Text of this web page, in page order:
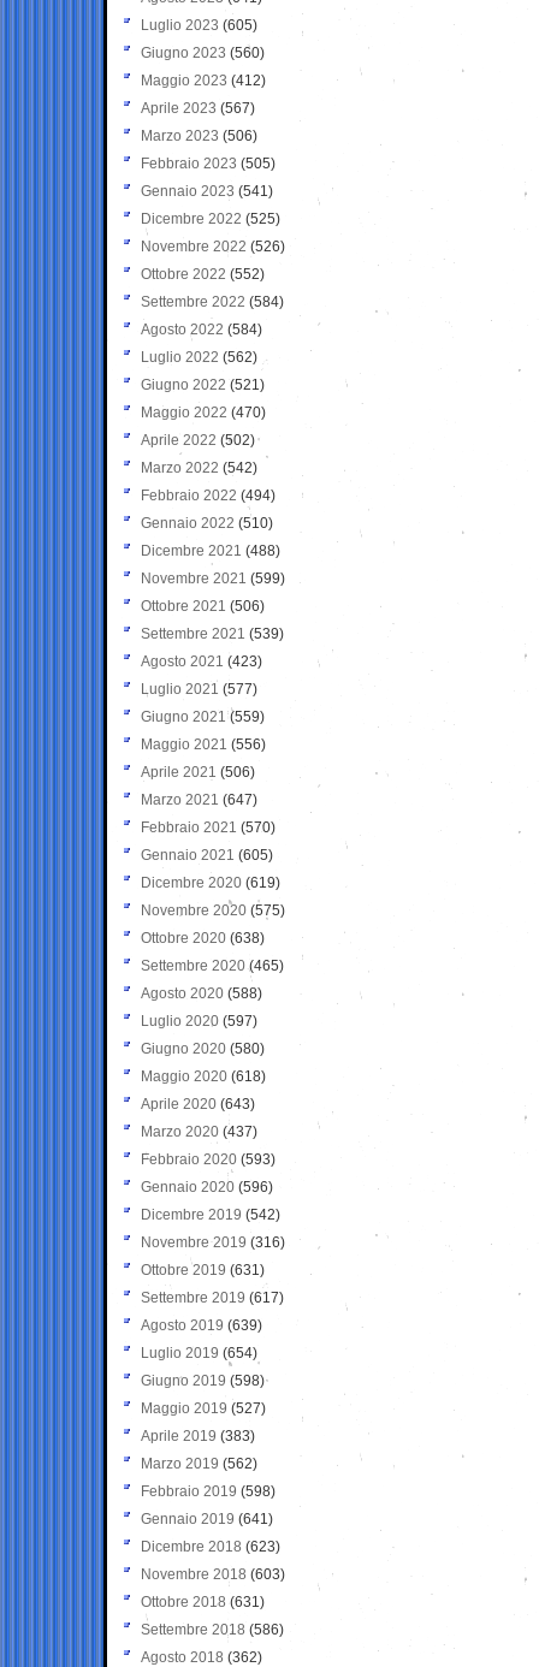
Luglio 2023 (605)
Giugno 2023 (560)
Maggio 2023 (412)
Aprile 2023 (567)
Marzo 2023 (506)
Febbraio 2023 (505)
Gennaio 2023 (541)
Dicembre 2022 (525)
Novembre 2022 (526)
Ottobre 2022 (552)
Settembre 2022 (584)
Agosto 2022 (584)
Luglio 2022 (562)
Giugno 2022 (521)
Maggio 2022 (470)
Aprile 2022 (502)
Marzo 2022 (542)
Febbraio 2022 (494)
Gennaio 2022 (510)
Dicembre 2021 (488)
Novembre 2021 (599)
Ottobre 2021 (506)
Settembre 2021 (539)
Agosto 2021 (423)
Luglio 2021 (577)
Giugno 2021(559)
Maggio 2021 (556)
Aprile 2021 (506)
Marzo 2021 (647)
Febbraio 2021 (570)
Gennaio 2021 (605)
Dicembre 2020 (619)
Novembre 2020 (575)
Ottobre 2020 (638)
Settembre 2020(465)
Agosto 2020 (588)
Luglio 2020 (597)
Giugno 2020 (580)
Maggio 2020 (618)
Aprile 2020 (643)
Marzo 2020 (437)
Febbraio 2020 (593)
Gennaio 2020 (596)
Dicembre 2019 (542)
Novembre 2019 (316)
Ottobre 2019 (631)
Settembre 2019 (617)
Agosto 2019 (639)
Luglio 2019 (654)
Giugno 2019 (598)
Maggio 2019 (527)
Aprile 2019 (383)
Marzo 2019 (562)
Febbraio 2019 (598)
Gennaio 2019 (641)
Dicembre 2018 (623)
Novembre 2018 (603)
Ottobre 2018 (631)
Settembre 2018 (586)
Agosto 2018 (362)